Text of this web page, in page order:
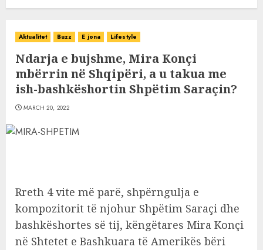
Aktualitet Buzz E jona Lifestyle
Ndarja e bujshme, Mira Konçi
mbërrin në Shqipëri, a u takua me
ish-bashkëshortin Shpëtim Saraçin?
MARCH 20, 2022
Rreth 4 vite më parë, shpërngulja e
kompozitorit të njohur Shpëtim Saraçi dhe
bashkëshortes së tij, këngëtares Mira Konçi
në Shtetet e Bashkuara të Amerikës bëri